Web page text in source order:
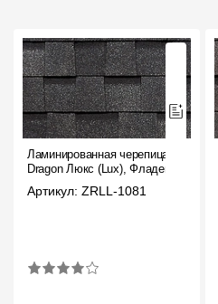
Ламинированная черепица
Dragon Люкс (Lux), Фладен
Артикул: ZRLL-1081